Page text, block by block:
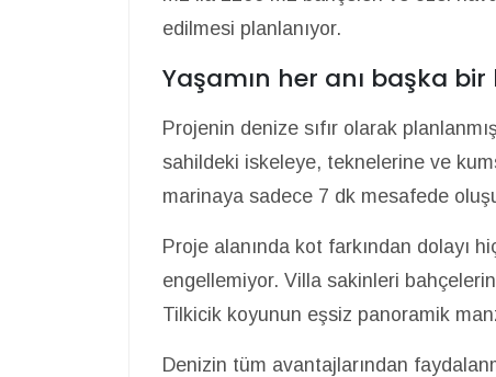
edilmesi planlanıyor.
Yaşamın her anı başka bir
Projenin denize sıfır olarak
sahildeki iskeleye, teknelerine ve
marinaya sadece 7 dk mesafede
Proje alanında kot farkından dolayı
engellemiyor. Villa sakinleri
Tilkicik koyunun eşsiz panoramik
Denizin tüm avantajlarından